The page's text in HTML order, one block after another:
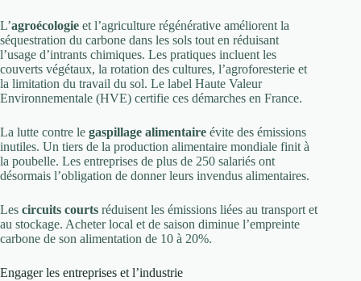
L’agroécologie et l’agriculture régénérative améliorent la
séquestration du carbone dans les sols tout en réduisant
l’usage d’intrants chimiques. Les pratiques incluent les
couverts végétaux, la rotation des cultures, l’agroforesterie et
la limitation du travail du sol. Le label Haute Valeur
Environnementale (HVE) certifie ces démarches en France.
La lutte contre le gaspillage alimentaire évite des émissions
inutiles. Un tiers de la production alimentaire mondiale finit à
la poubelle. Les entreprises de plus de 250 salariés ont
désormais l’obligation de donner leurs invendus alimentaires.
Les circuits courts réduisent les émissions liées au transport et
au stockage. Acheter local et de saison diminue l’empreinte
carbone de son alimentation de 10 à 20%.
Engager les entreprises et l’industrie